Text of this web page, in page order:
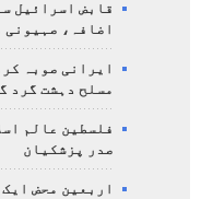
قابض اسرائیل
اضافہ، صہیونی
مسلح دہشت گرد
فلسطین عالم
صدر پزشکیان
اربعین محض